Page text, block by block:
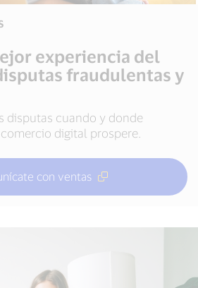
experiencia del
fraudulentas y
disputas cuando y donde
digital prospere.
con ventas